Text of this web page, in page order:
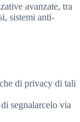
avanzate, tra
sistemi anti-
di privacy di tali
segnalarcelo via